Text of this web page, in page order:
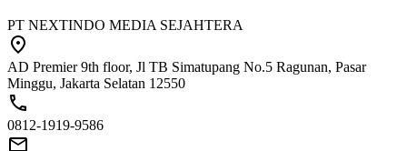
PT NEXTINDO MEDIA SEJAHTERA
AD Premier 9th floor, Jl TB Simatupang No.5 Ragunan, Pasar
Minggu, Jakarta Selatan 12550
0812-1919-9586